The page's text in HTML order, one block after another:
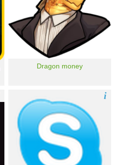
Dragon money
i